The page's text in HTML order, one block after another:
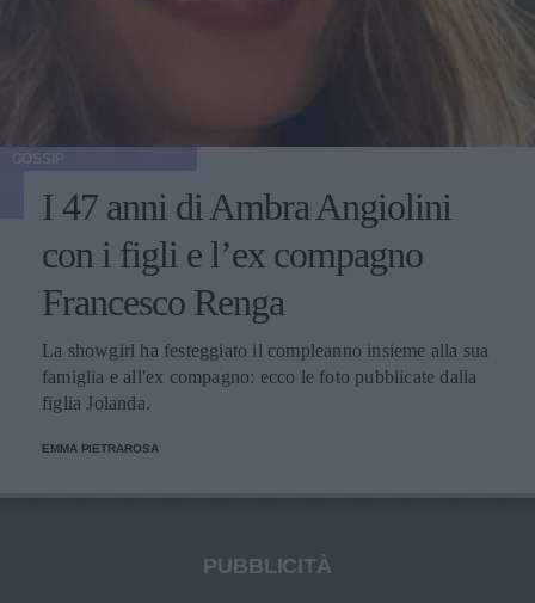
I 47 anni di Ambra Angiolini
con i figli e l’ex compagno
Francesco Renga
La showgirl ha festeggiato il compleanno insieme alla sua
famiglia e all'ex compagno: ecco le foto pubblicate dalla
figlia Jolanda.
EMMA PIETRAROSA
PUBBLICITÀ